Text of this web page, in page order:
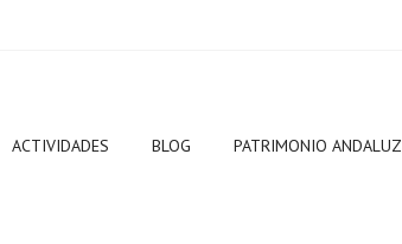
ACTIVIDADES BLOG PATRIMONIO ANDALUZ